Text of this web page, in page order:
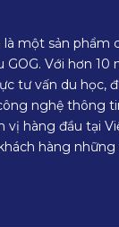
một sản phẩm
GOG. Với hơn 10
tư vấn du học,
nghệ thông
vị hàng đầu tại
hàng những